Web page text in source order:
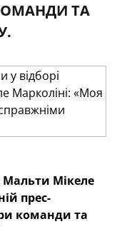
ТА
Мальти Мікеле
прес-
команди та